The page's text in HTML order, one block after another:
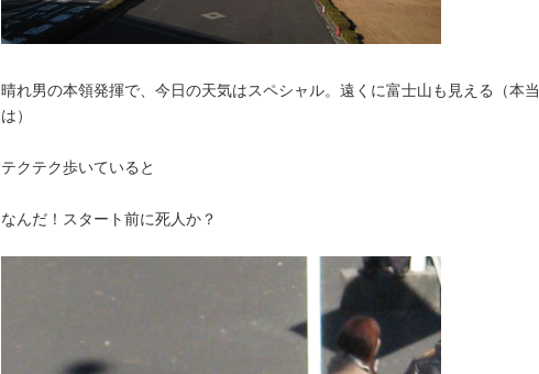
晴れ男の本領発揮で、今日の天気はスペシャル。遠くに富士山も見える（本当
は）
テクテク歩いていると
なんだ！スタート前に死人か？